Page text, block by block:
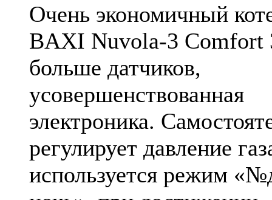
Очень экономичный
BAXI Nuvola-3 Comfort
больше датчиков,
усовершенствованная
электроника.
регулирует давление
используется режим